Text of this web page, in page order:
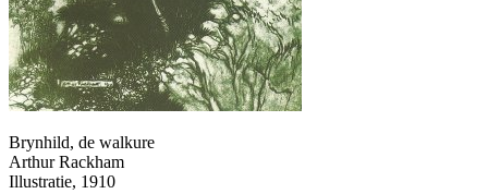
Brynhild, de walkure
Arthur Rackham
Illustratie, 1910